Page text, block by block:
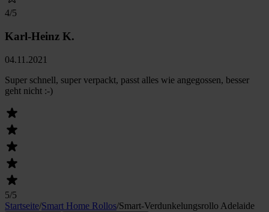
4/5
Karl-Heinz K.
04.11.2021
Super schnell, super verpackt, passt alles wie angegossen, besser
geht nicht :-)
5/5
Startseite/Smart Home Rollos/Smart-Verdunkelungsrollo Adelaide